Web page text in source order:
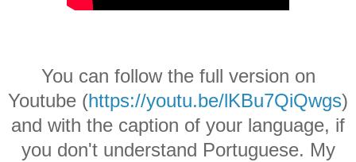
You can follow the full version on
Youtube (https://youtu.be/lKBu7QiQwgs)
and with the caption of your language, if
you don't understand Portuguese. My